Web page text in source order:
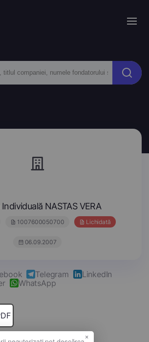
NASTAS VERA
1007600050700 Lichidată
06.09.2007
Telegram
LinkedIn
WhatsApp
×